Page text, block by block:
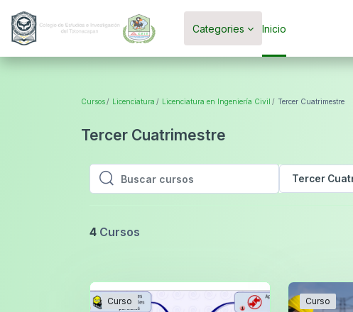
Categories
Inicio
Cursos Licenciatura Licenciatura en Ingeniería Civil Tercer Cuatrimestre
Tercer Cuatrimestre
Buscar cursos
Buscar cursos
Tercer
4 Cursos
Curso Curso